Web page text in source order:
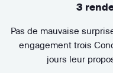
3
Pas de mauvaise
engagement trois
jours leur